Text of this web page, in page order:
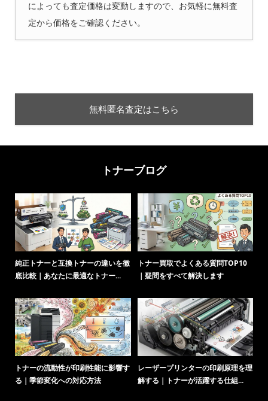
によっても査定価格は変動しますので、お気軽に無料査
定から価格をご確認ください。
無料匿名査定はこちら
トナーブログ
純正トナーと互換トナーの違いを徹
底比較｜あなたに最適なトナー...
トナー買取でよくある質問TOP10
｜疑問をすべて解決します
トナーの流動性が印刷性能に影響す
る｜季節変化への対応方法
レーザープリンターの印刷原理を理
解する｜トナーが活躍する仕組...